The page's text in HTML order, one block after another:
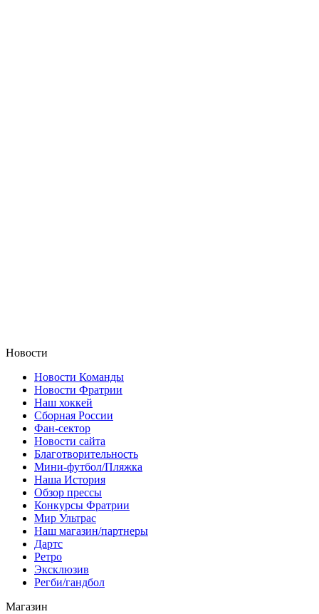
Новости
Новости Команды
Новости Фратрии
Наш хоккей
Сборная России
Фан-cектор
Новости сайта
Благотворительность
Мини-футбол/Пляжка
Наша История
Обзор прессы
Конкурсы Фратрии
Мир Ультрас
Наш магазин/партнеры
Дартс
Ретро
Эксклюзив
Регби/гандбол
Магазин